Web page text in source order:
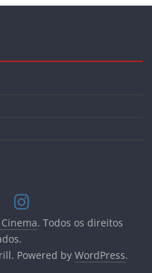
. Todos os direitos
Powered by WordPress.